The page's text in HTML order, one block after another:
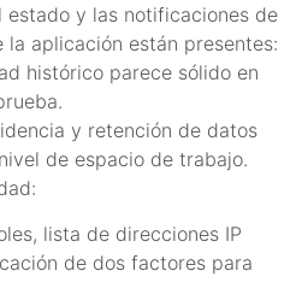
estado y las notificaciones de
aplicación están presentes:
histórico parece sólido en
y retención de datos
de espacio de trabajo.
lista de direcciones IP
de dos factores para